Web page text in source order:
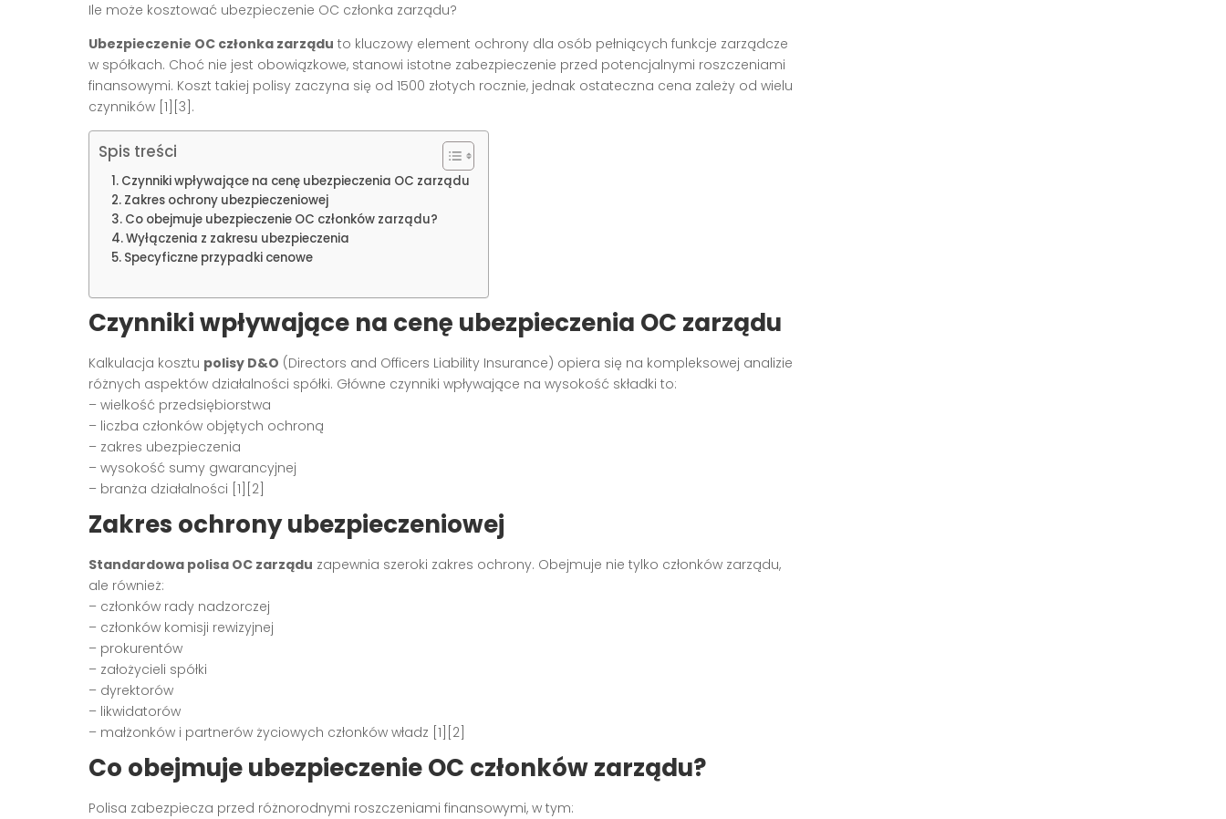
Ile może kosztować ubezpieczenie OC członka zarządu?
Ubezpieczenie OC członka zarządu to kluczowy element ochrony dla osób pełniących funkcje zarządcze
w spółkach. Choć nie jest obowiązkowe, stanowi istotne zabezpieczenie przed potencjalnymi roszczeniami
finansowymi. Koszt takiej polisy zaczyna się od 1500 złotych rocznie, jednak ostateczna cena zależy od wielu
czynników [1][3].
Spis treści
Czynniki wpływające na cenę ubezpieczenia OC zarządu
Zakres ochrony ubezpieczeniowej
Co obejmuje ubezpieczenie OC członków zarządu?
Wyłączenia z zakresu ubezpieczenia
Specyficzne przypadki cenowe
Czynniki wpływające na cenę ubezpieczenia OC zarządu
Kalkulacja kosztu polisy D&O (Directors and Officers Liability Insurance) opiera się na kompleksowej analizie
różnych aspektów działalności spółki. Główne czynniki wpływające na wysokość składki to:
– wielkość przedsiębiorstwa
– liczba członków objętych ochroną
– zakres ubezpieczenia
– wysokość sumy gwarancyjnej
– branża działalności [1][2]
Zakres ochrony ubezpieczeniowej
Standardowa polisa OC zarządu zapewnia szeroki zakres ochrony. Obejmuje nie tylko członków zarządu,
ale również:
– członków rady nadzorczej
– członków komisji rewizyjnej
– prokurentów
– założycieli spółki
– dyrektorów
– likwidatorów
– małżonków i partnerów życiowych członków władz [1][2]
Co obejmuje ubezpieczenie OC członków zarządu?
Polisa zabezpiecza przed różnorodnymi roszczeniami finansowymi, w tym: